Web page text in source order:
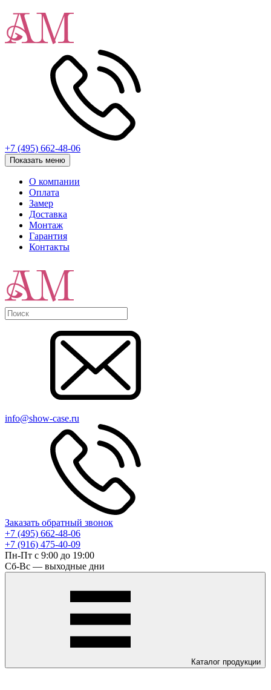
+7 (495) 662-48-06
Показать меню
О компании
Оплата
Замер
Доставка
Монтаж
Гарантия
Контакты
info@show-case.ru
Заказать обратный звонок
+7 (495) 662-48-06
+7 (916) 475-40-09
Пн-Пт с 9:00 до 19:00
Сб-Вс — выходные дни
Каталог продукции